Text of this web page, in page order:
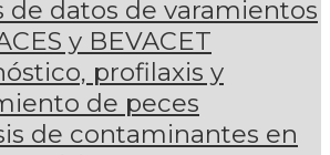
de datos de varamientos
y BEVACET
profilaxis y
de peces
de contaminantes en